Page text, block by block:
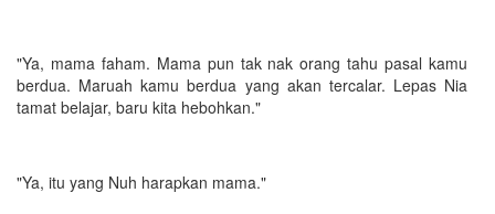
"Ya, mama faham. Mama pun tak nak orang tahu pasal kamu
berdua. Maruah kamu berdua yang akan tercalar. Lepas Nia
tamat belajar, baru kita hebohkan."
"Ya, itu yang Nuh harapkan mama."